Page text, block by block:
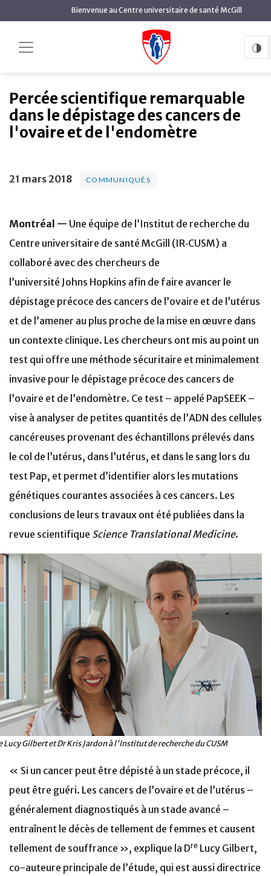
principal
Bienvenue au Centre universitaire de santé McGill
Communiqués
Percée scientifique
remarquable dans le dépistage des cancers de l'ovaire
et de l'endomètre
Percée scientifique remarquable
dans le dépistage des cancers de
l'ovaire et de l'endomètre
21 mars 2018 COMMUNIQUÉS
Montréal — Une équipe de l’Institut de recherche du
Centre universitaire de santé McGill (IR‑CUSM) a
collaboré avec des chercheurs de
l’université Johns Hopkins afin de faire avancer le
dépistage précoce des cancers de l’ovaire et de l’utérus
et de l’amener au plus proche de la mise en œuvre dans
un contexte clinique. Les chercheurs ont mis au point un
test qui offre une méthode sécuritaire et minimalement
invasive pour le dépistage précoce des cancers de
l’ovaire et de l’endomètre. Ce test – appelé PapSEEK –
vise à analyser de petites quantités de l’ADN des cellules
cancéreuses provenant des échantillons prélevés dans
le col de l’utérus, dans l’utérus, et dans le sang lors du
test Pap, et permet d’identifier alors les mutations
génétiques courantes associées à ces cancers. Les
conclusions de leurs travaux ont été publiées dans la
revue scientifique Science Translational Medicine.
Lucy Gilbert et Dr Kris Jardon à l'Institut de recherche du CUSM
« Si un cancer peut être dépisté à un stade précoce, il
peut être guéri. Les cancers de l’ovaire et de l’utérus –
généralement diagnostiqués à un stade avancé –
entraînent le décès de tellement de femmes et causent
tellement de souffrance », explique la Dre Lucy Gilbert,
co-auteure principale de l’étude, qui est aussi directrice